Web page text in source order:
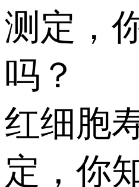
测定，
吗？
红细胞
定，你